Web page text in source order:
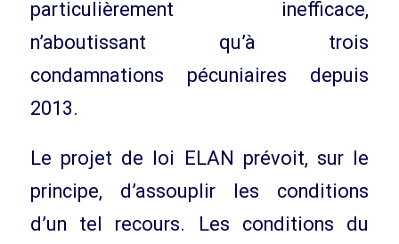
particulièrement inefficace,
n’aboutissant qu’à trois
condamnations pécuniaires depuis
2013.
Le projet de loi ELAN prévoit, sur le
principe, d’assouplir les conditions
d’un tel recours. Les conditions du